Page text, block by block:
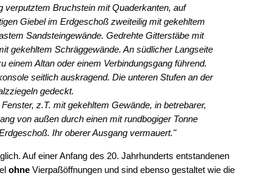
verputztem Bruchstein mit Quaderkanten, auf
Giebel im Erdgeschoß zweiteilig mit gekehltem
Sandsteingewände. Gedrehte Gitterstäbe mit
gekehltem Schräggewände. An südlicher Langseite
Altan oder einem Verbindungsgang führend.
seitlich auskragend. Die unteren Stufen an der
gedeckt.
z.T. mit gekehltem Gewände, in betrebarer,
von außen durch einen mit rundbogiger Tonne
Ihr oberer Ausgang vermauert."
Auf einer Anfang des 20. Jahrhunderts entstandenen
ohne Vierpaßöffnungen und sind ebenso gestaltet wie die